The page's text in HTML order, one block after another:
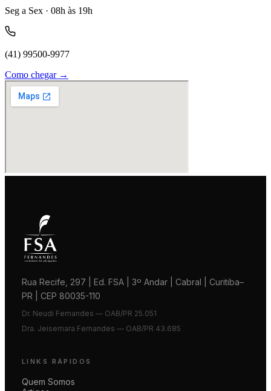
Seg a Sex · 08h às 19h
(41) 99500-9977
Como chegar →
Rua Recife, 297 | Ed. FSA | 3º Andar | Cabral | Curitiba–
PR | CEP 80035-110
Dr. Neudi Fernandes — OAB/PR 25.051
Dra. Jeisemara Fernandes — OAB/PR 43.685
LINKS RÁPIDOS
Quem Somos